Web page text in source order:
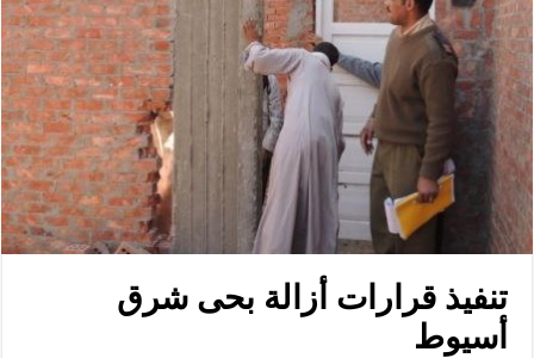
تنفيذ قرارات أزالة بحى شرق
أسيوط